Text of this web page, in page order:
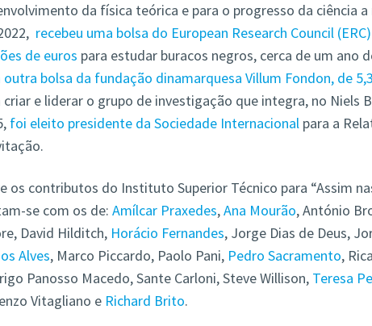
da física teórica e para o progresso da ciência a
, recebeu uma bolsa do European Research Council
de euros para estudar buracos negros, cerca de um ano
outra bolsa da fundação dinamarquesa Villum Fondon, de
criar e liderar o grupo de investigação que integra, no Niels
foi eleito presidente da Sociedade Internacionalpara a
os contributos do Instituto Superior Técnico para “Assim
se com os de: Amílcar Praxedes,Ana Mourão, António
David Hilditch, Horácio Fernandes, Jorge Dias de Deus,
Alves, Marco Piccardo, Paolo Pani, Pedro Sacramento,
Panosso Macedo, Sante Carloni, Steve Willison, Teresa
Vitagliano e Richard Brito.